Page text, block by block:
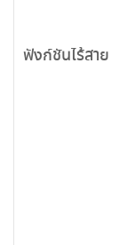
ฟังก์ชันไร้สาย